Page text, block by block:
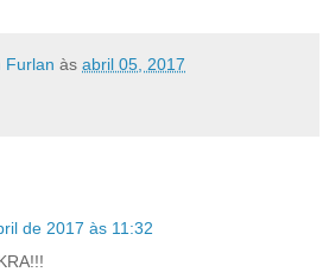
Furlan às abril 05, 2017
de 2017 às 11:32